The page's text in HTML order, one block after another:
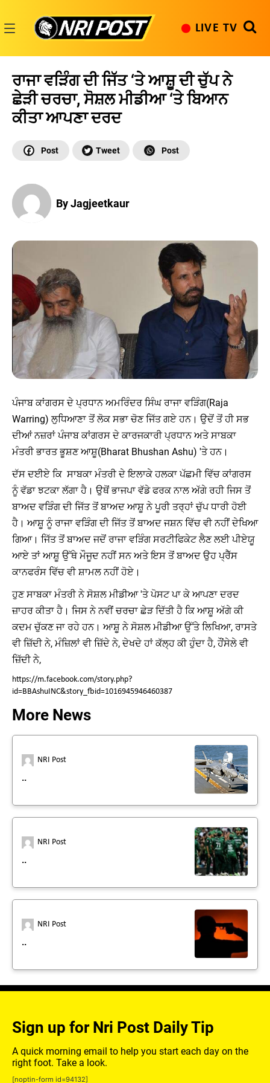
content
LIVE TV
ਰਾਜਾ ਵੜਿੰਗ ਦੀ ਜਿੱਤ ‘ਤੇ ਆਸ਼ੂ ਦੀ ਚੁੱਪ ਨੇ
ਛੇੜੀ ਚਰਚਾ, ਸੋਸ਼ਲ ਮੀਡੀਆ ‘ਤੇ ਬਿਆਨ
ਕੀਤਾ ਆਪਣਾ ਦਰਦ
By Jagjeetkaur
ਪੰਜਾਬ ਕਾਂਗਰਸ ਦੇ ਪ੍ਰਧਾਨ ਅਮਰਿੰਦਰ ਸਿੰਘ ਰਾਜਾ ਵੜਿੰਗ(Raja
Warring) ਲੁਧਿਆਣਾ ਤੋਂ ਲੋਕ ਸਭਾ ਚੋਣ ਜਿੱਤ ਗਏ ਹਨ। ਉਦੋਂ ਤੋਂ ਹੀ ਸਭ
ਦੀਆਂ ਨਜ਼ਰਾਂ ਪੰਜਾਬ ਕਾਂਗਰਸ ਦੇ ਕਾਰਜਕਾਰੀ ਪ੍ਰਧਾਨ ਅਤੇ ਸਾਬਕਾ
ਮੰਤਰੀ ਭਾਰਤ ਭੂਸ਼ਣ ਆਸ਼ੂ(Bharat Bhushan Ashu) 'ਤੇ ਹਨ।
ਦੱਸ ਦਈਏ ਕਿ ਸਾਬਕਾ ਮੰਤਰੀ ਦੇ ਇਲਾਕੇ ਹਲਕਾ ਪੱਛਮੀ ਵਿੱਚ ਕਾਂਗਰਸ
ਨੂੰ ਵੱਡਾ ਝਟਕਾ ਲੱਗਾ ਹੈ। ਉਥੋਂ ਭਾਜਪਾ ਵੱਡੇ ਫਰਕ ਨਾਲ ਅੱਗੇ ਰਹੀ ਜਿਸ ਤੋਂ
ਬਾਅਦ ਵੜਿੰਗ ਦੀ ਜਿੱਤ ਤੋਂ ਬਾਅਦ ਆਸ਼ੂ ਨੇ ਪੂਰੀ ਤਰ੍ਹਾਂ ਚੁੱਪ ਧਾਰੀ ਹੋਈ
ਹੈ। ਆਸ਼ੂ ਨੂੰ ਰਾਜਾ ਵੜਿੰਗ ਦੀ ਜਿੱਤ ਤੋਂ ਬਾਅਦ ਜਸ਼ਨ ਵਿੱਚ ਵੀ ਨਹੀਂ ਦੇਖਿਆ
ਗਿਆ। ਜਿੱਤ ਤੋਂ ਬਾਅਦ ਜਦੋਂ ਰਾਜਾ ਵੜਿੰਗ ਸਰਟੀਫਿਕੇਟ ਲੈਣ ਲਈ ਪੀਏਯੂ
ਆਏ ਤਾਂ ਆਸ਼ੂ ਉੱਥੇ ਮੌਜੂਦ ਨਹੀਂ ਸਨ ਅਤੇ ਇਸ ਤੋਂ ਬਾਅਦ ਉਹ ਪ੍ਰੈੱਸ
ਕਾਨਫਰੰਸ ਵਿੱਚ ਵੀ ਸ਼ਾਮਲ ਨਹੀਂ ਹੋਏ।
ਹੁਣ ਸਾਬਕਾ ਮੰਤਰੀ ਨੇ ਸੋਸ਼ਲ ਮੀਡੀਆ 'ਤੇ ਪੋਸਟ ਪਾ ਕੇ ਆਪਣਾ ਦਰਦ
ਜ਼ਾਹਰ ਕੀਤਾ ਹੈ। ਜਿਸ ਨੇ ਨਵੀਂ ਚਰਚਾ ਛੇੜ ਦਿੱਤੀ ਹੈ ਕਿ ਆਸ਼ੂ ਅੱਗੇ ਕੀ
ਕਦਮ ਚੁੱਕਣ ਜਾ ਰਹੇ ਹਨ। ਆਸ਼ੂ ਨੇ ਸੋਸ਼ਲ ਮੀਡੀਆ ਉੱਤੇ ਲਿਖਿਆ, ਰਾਸਤੇ
ਵੀ ਜ਼ਿੱਦੀ ਨੇ, ਮੰਜ਼ਿਲਾਂ ਵੀ ਜ਼ਿੱਦੇ ਨੇ, ਦੇਖਦੇ ਹਾਂ ਕੱਲ੍ਹ ਕੀ ਹੁੰਦਾ ਹੈ, ਹੌਂਸੇਲੇ ਵੀ
ਜ਼ਿੱਦੀ ਨੇ,
https://m.facebook.com/story.php?
id=BBAshuINC&story_fbid=1016945946460387
More News
NRI Post
..
NRI Post
..
NRI Post
..
Sign up for Nri Post Daily Tip
A quick morning email to help you start each day on the
right foot. Take a look.
[noptin-form id=94132]